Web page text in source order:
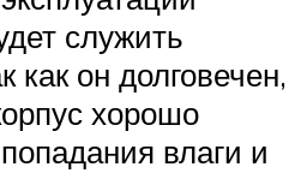
служить
как он долговечен,
хорошо
влаги и